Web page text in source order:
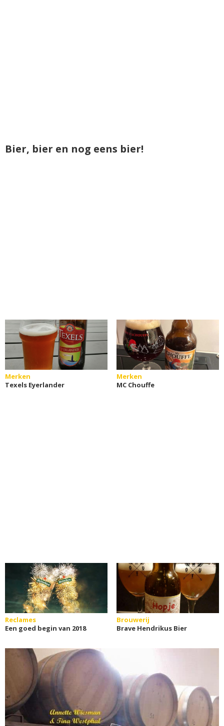
Bier, bier en nog eens bier!
Merken
Texels Eyerlander
Merken
MC Chouffe
Reclames
Een goed begin van 2018
Brouwerij
Brave Hendrikus Bier